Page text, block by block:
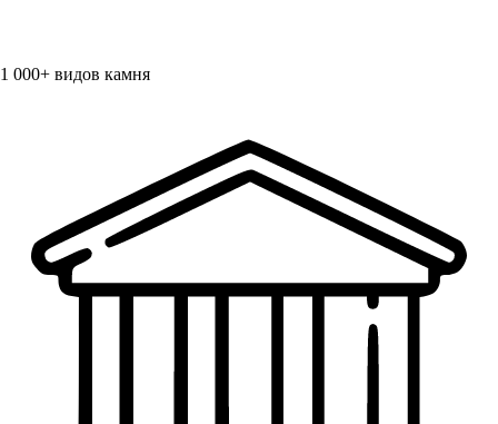
1 000+ видов камня